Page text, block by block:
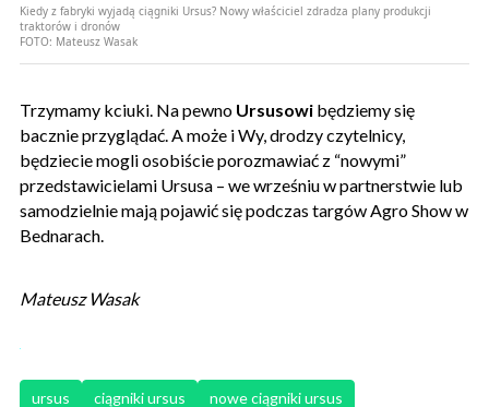
Kiedy z fabryki wyjadą ciągniki Ursus? Nowy właściciel zdradza plany produkcji
traktorów i dronów
FOTO: Mateusz Wasak
Trzymamy kciuki. Na pewno Ursusowi będziemy się
bacznie przyglądać. A może i Wy, drodzy czytelnicy,
będziecie mogli osobiście porozmawiać z “nowymi”
przedstawicielami Ursusa – we wrześniu w partnerstwie lub
samodzielnie mają pojawić się podczas targów Agro Show w
Bednarach.
Mateusz Wasak
ursus ciągniki ursus
nowe ciągniki ursus